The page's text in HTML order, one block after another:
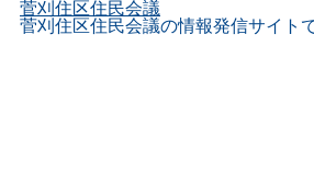
菅刈住区住民会議
菅刈住区住民会議の情報発信サイト